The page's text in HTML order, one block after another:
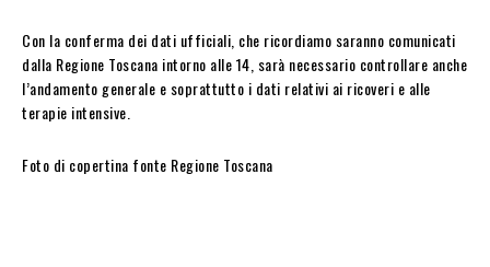
Con la conferma dei dati ufficiali, che ricordiamo saranno comunicati
dalla Regione Toscana intorno alle 14, sarà necessario controllare anche
l’andamento generale e soprattutto i dati relativi ai ricoveri e alle
terapie intensive.
Foto di copertina fonte Regione Toscana